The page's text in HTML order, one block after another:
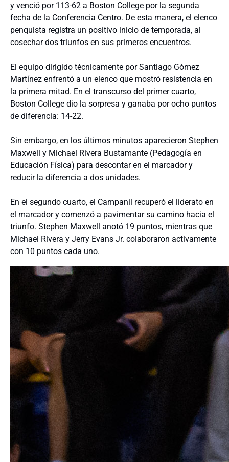
y venció por 113-62 a Boston College por la segunda
fecha de la Conferencia Centro. De esta manera, el elenco
penquista registra un positivo inicio de temporada, al
cosechar dos triunfos en sus primeros encuentros.
El equipo dirigido técnicamente por Santiago Gómez
Martínez enfrentó a un elenco que mostró resistencia en
la primera mitad. En el transcurso del primer cuarto,
Boston College dio la sorpresa y ganaba por ocho puntos
de diferencia: 14-22.
Sin embargo, en los últimos minutos aparecieron Stephen
Maxwell y Michael Rivera Bustamante (Pedagogía en
Educación Física) para descontar en el marcador y
reducir la diferencia a dos unidades.
En el segundo cuarto, el Campanil recuperó el liderato en
el marcador y comenzó a pavimentar su camino hacia el
triunfo. Stephen Maxwell anotó 19 puntos, mientras que
Michael Rivera y Jerry Evans Jr. colaboraron activamente
con 10 puntos cada uno.